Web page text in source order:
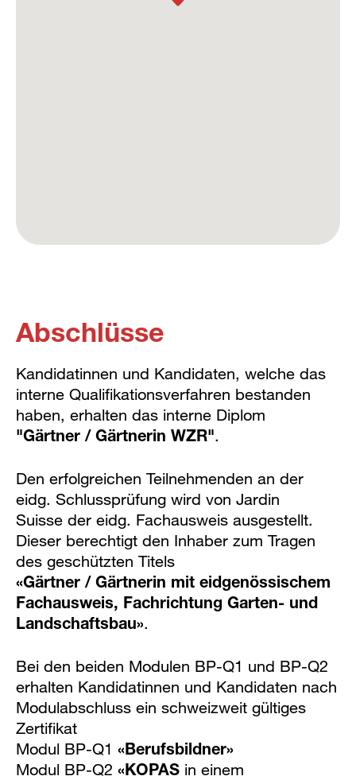
Abschlüsse
Kandidatinnen und Kandidaten, welche das
interne Qualifikationsverfahren bestanden
haben, erhalten das interne Diplom
"Gärtner / Gärtnerin WZR".
Den erfolgreichen Teilnehmenden an der
eidg. Schlussprüfung wird von Jardin
Suisse der eidg. Fachausweis ausgestellt.
Dieser berechtigt den Inhaber zum Tragen
des geschützten Titels
«Gärtner / Gärtnerin mit eidgenössischem
Fachausweis, Fachrichtung Garten- und
Landschaftsbau».
Bei den beiden Modulen BP-Q1 und BP-Q2
erhalten Kandidatinnen und Kandidaten nach
Modulabschluss ein schweizweit gültiges
Zertifikat
Modul BP-Q1 «Berufsbildner»
Modul BP-Q2 «KOPAS in einem